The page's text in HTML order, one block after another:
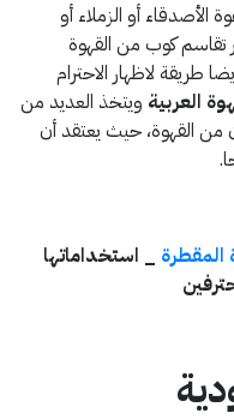
أو الزملاء أو
تقاسم كوب من القهوة
طريقة لاظهار الاحترام
العربية ويتخذ العديد من
من القهوة، حيث يعتقد أن
المقطرة _ استخداماتها